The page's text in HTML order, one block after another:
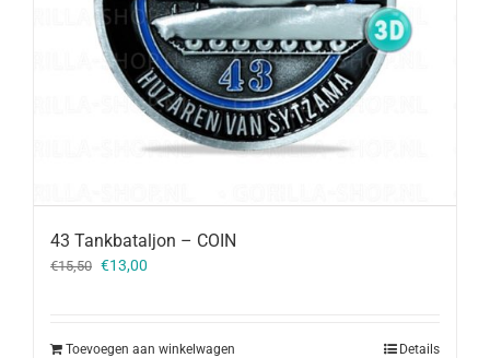
43 Tankbataljon – COIN
€15,50 Oorspronkelijke
€13,00
Toevoegen aan winkelwagen Details